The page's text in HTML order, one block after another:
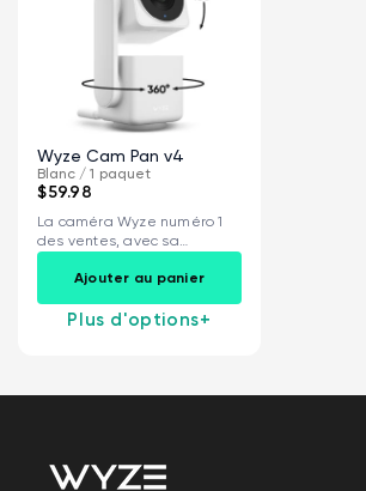
Wyze Cam Pan v4
Blanc / 1 paquet
$59.98
La caméra Wyze numéro 1
des ventes, avec sa
rotation...
Ajouter au panier
Plus d'options+